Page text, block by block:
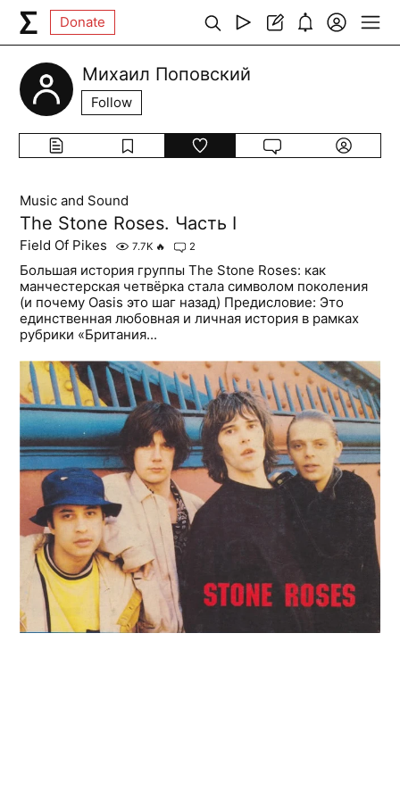
Donate
Михаил Поповский
Follow
Music and Sound
The Stone Roses. Часть I
Field Of Pikes 7.7K 🔥 2
Большая история группы The Stone Roses: как
манчестерская четвёрка стала символом поколения
(и почему Oasis это шаг назад) Предисловие: Это
единственная любовная и личная история в рамках
рубрики «Британия...